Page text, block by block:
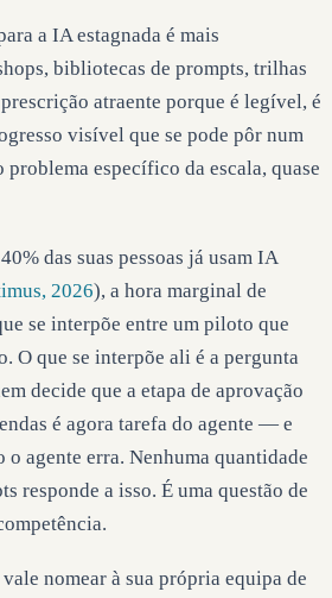
a IA estagnada é mais
bibliotecas de prompts, trilhas
atraente porque é legível, é
visível que se pode pôr num
problema específico da escala, quase
das suas pessoas já usam IA
2026), a hora marginal de
se interpõe entre um piloto que
O que se interpõe ali é a pergunta
decide que a etapa de aprovação
é agora tarefa do agente — e
o agente erra. Nenhuma quantidade
responde a isso. É uma questão de
nomear à sua própria equipa de